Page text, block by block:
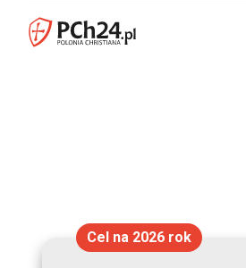
Cel na 2026 rok